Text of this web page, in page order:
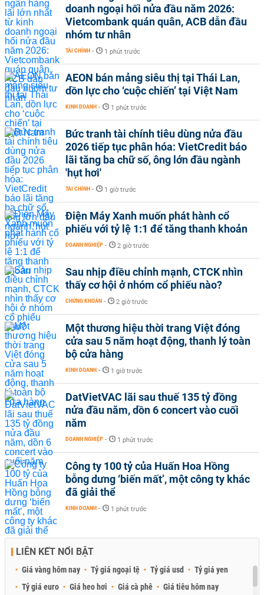
doanh ngoại hối nửa đầu năm 2026:
Vietcombank quán quân, ACB dẫn đầu
nhóm tư nhân
TÀI CHÍNH - 1 phút trước
AEON bán mảng siêu thị tại Thái Lan,
dồn lực cho ‘cuộc chiến’ tại Việt Nam
KINH DOANH - 1 phút trước
Bức tranh tài chính tiêu dùng nửa đầu
2026 tiếp tục phân hóa: VietCredit báo
lãi tăng ba chữ số, ông lớn đầu ngành
'hụt hơi'
TÀI CHÍNH - 1 giờ trước
Điện Máy Xanh muốn phát hành cổ
phiếu với tỷ lệ 1:1 để tăng thanh khoản
DOANH NGHIỆP - 2 giờ trước
Sau nhịp điều chỉnh mạnh, CTCK nhìn
thấy cơ hội ở nhóm cổ phiếu nào?
CHỨNG KHOÁN - 2 giờ trước
Một thương hiệu thời trang Việt đóng
cửa sau 5 năm hoạt động, thanh lý toàn
bộ cửa hàng
KINH DOANH - 1 giờ trước
DatVietVAC lãi sau thuế 135 tỷ đồng
nửa đầu năm, dồn 6 concert vào cuối
năm
DOANH NGHIỆP - 1 phút trước
Công ty 100 tỷ của Huấn Hoa Hồng
bỗng dưng ‘biến mất’, một công ty khác
đã giải thể
KINH DOANH - 1 phút trước
LIÊN KẾT NỔI BẬT
Giá vàng hôm nay Tỷ giá ngoại tệ Tỷ giá usd
Tỷ giá yen
Tỷ giá euro
Giá heo hơi Giá cà phê Giá tiêu hôm nay